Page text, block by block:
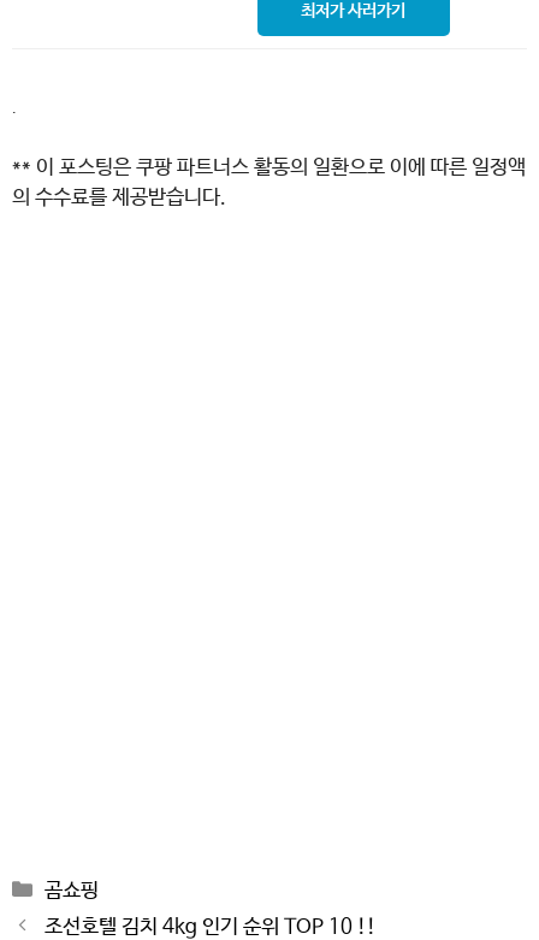
최저가 사러가기
.
** 이 포스팅은 쿠팡 파트너스 활동의 일환으로 이에 따른 일정액
의 수수료를 제공받습니다.
Categories
곰쇼핑
Post조선호텔 김치 4kg 인기 순위 TOP 10 !!